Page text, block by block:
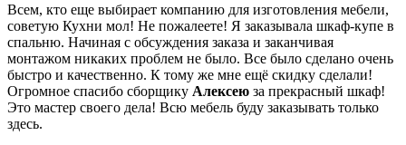
Всем, кто еще выбирает компанию для изготовления мебели,
советую Кухни мол! Не пожалеете! Я заказывала шкаф-купе в
спальню. Начиная с обсуждения заказа и заканчивая
монтажом никаких проблем не было. Все было сделано очень
быстро и качественно. К тому же мне ещё скидку сделали!
Огромное спасибо сборщику Алексею за прекрасный шкаф!
Это мастер своего дела! Всю мебель буду заказывать только
здесь.